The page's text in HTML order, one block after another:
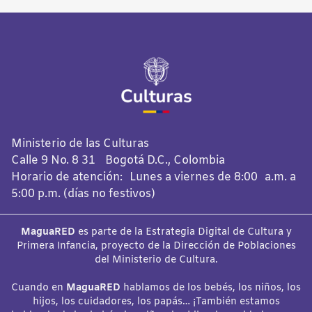
Ministerio de las Culturas
Calle 9 No. 8 31 Bogotá D.C., Colombia
Horario de atención: Lunes a viernes de 8:00 a.m. a
5:00 p.m. (días no festivos)
MaguaRED es parte de la Estrategia Digital de Cultura y
Primera Infancia, proyecto de la Dirección de Poblaciones
del Ministerio de Cultura.
Cuando en MaguaRED hablamos de los bebés, los niños, los
hijos, los cuidadores, los papás… ¡También estamos